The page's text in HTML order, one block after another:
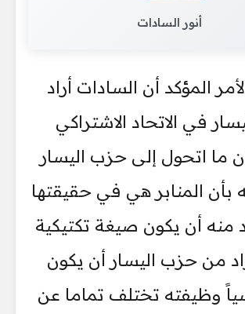
أنور السادات
المؤكد أن السادات أراد
في الاتحاد الاشتراكي
ما اتحول إلى حزب اليسار
بأن المنابر هي في حقيقتها
منه أن يكون صيغة تكتيكية
من حزب اليسار أن يكون
وظيفته تختلف تماما عن